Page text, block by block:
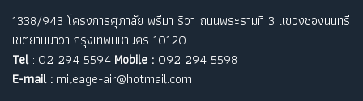
1338/943 โครงการศุภาลัย พรีมา ริวา ถนนพระรามที่ 3 แขวงช่องนนทรี
เขตยานนาวา กรุงเทพมหานคร 10120
Tel: 02 294 5594 Mobile : 092 294 5598
E-mail : mileage-air@hotmail.com